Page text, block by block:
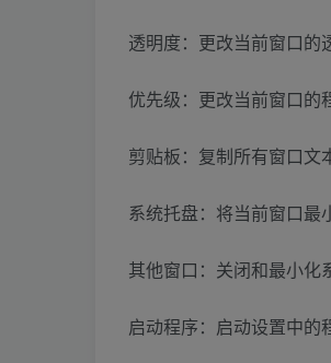
透明度：更改当前窗口的
优先级：更改当前窗口的
剪贴板：复制所有窗口文
系统托盘：将当前窗口最
其他窗口：关闭和最小化
启动程序：启动设置中的